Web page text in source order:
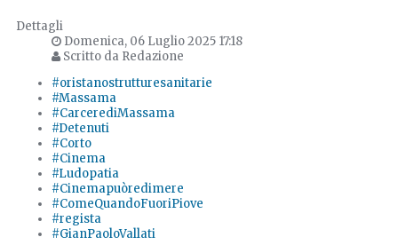
Dettagli
Domenica, 06 Luglio 2025 17:18
Scritto da Redazione
#oristanostrutturesanitarie
#Massama
#CarcerediMassama
#Detenuti
#Corto
#Cinema
#Ludopatia
#Cinemapuòredimere
#ComeQuandoFuoriPiove
#regista
#GianPaoloVallati